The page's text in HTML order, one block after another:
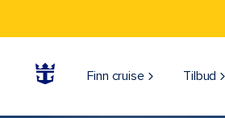
Finn cruise Tilbud